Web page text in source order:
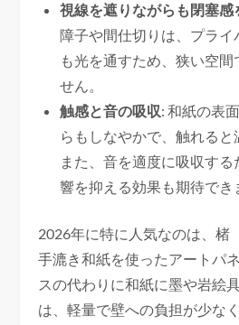
視線を遮りながらも閉塞感
障子や間仕切りは、プライ
も光を通すため、狭い空間
せん。
触感と音の吸収: 和紙の表
らもしなやかで、触れると
また、音を適度に吸収す
響を抑える効果も期待でき
2026年に特に人気なのは、楮
手漉き和紙を使ったアートパ
スの代わりに和紙に墨や岩絵
は、軽量で壁への負担が少な